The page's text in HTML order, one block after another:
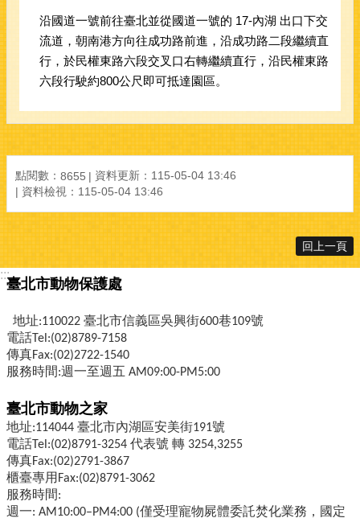
沿國道一號前往臺北並從國道一號的 17-內湖 出口下交
流道，朝南港方向往成功路前進，沿成功路二段繼續直
行，於民權東路六段交叉口右轉繼續直行，沿民權東路
六段行駛約800公尺即可抵達園區。
點閱數： 8655 資料更新： 115-05-04 13:46
資料檢視： 115-05-04 13:46
回上一頁
:::
臺北市動物保護處
地址:110022 臺北市信義區吳興街600巷109號
電話Tel:(02)8789-7158
傳真Fax:(02)2722-1540
服務時間:週一至週五 AM09:00-PM5:00
臺北市動物之家
地址:114044 臺北市內湖區安美街191號
電話Tel:(02)8791-3254 代表號 轉 3254,3255
傳真Fax:(02)2791-3867
櫃臺專用Fax:(02)8791-3062
服務時間:
週一: AM10:00–PM4:00 (僅受理寵物屍體委託焚化業務，國定